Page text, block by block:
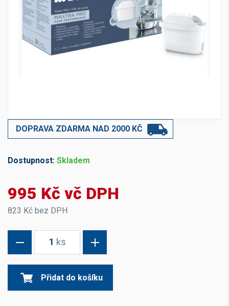
DOPRAVA ZDARMA NAD 2000 KČ
Dostupnost: Skladem
995 Kč vč DPH
823 Kč bez DPH
1 ks
Přidat do košíku